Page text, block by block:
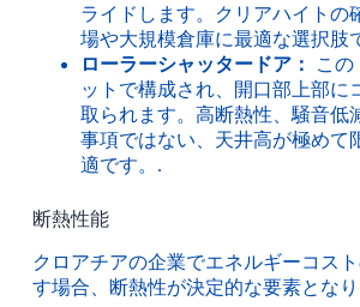
ライドします。クリアハイトの
場や大規模倉庫に最適な選択肢
ローラーシャッタードア：
この
ットで構成され、開口部上部に
取られます。高断熱性、騒音低
事項ではない、天井高が極めて
適です。.
断熱性能
クロアチアの企業でエネルギーコス
す場合、断熱性が決定的な要素とな